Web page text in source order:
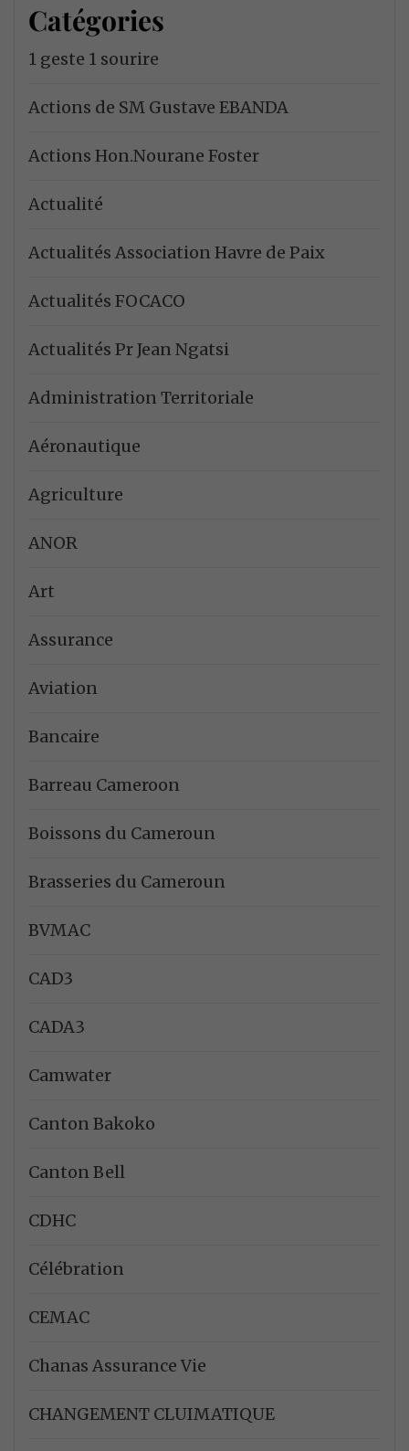
Catégories
1 geste 1 sourire
Actions de SM Gustave EBANDA
Actions Hon.Nourane Foster
Actualité
Actualités Association Havre de Paix
Actualités FOCACO
Actualités Pr Jean Ngatsi
Administration Territoriale
Aéronautique
Agriculture
ANOR
Art
Assurance
Aviation
Bancaire
Barreau Cameroon
Boissons du Cameroun
Brasseries du Cameroun
BVMAC
CAD3
CADA3
Camwater
Canton Bakoko
Canton Bell
CDHC
Célébration
CEMAC
Chanas Assurance Vie
CHANGEMENT CLUIMATIQUE